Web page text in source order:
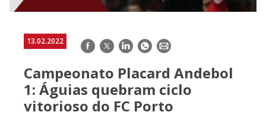
13.02.2022 Facebook
TwitterLinkedInWhatsApp
E-
Campeonato Placard Andebol
1: Águias quebram ciclo
vitorioso do FC Porto